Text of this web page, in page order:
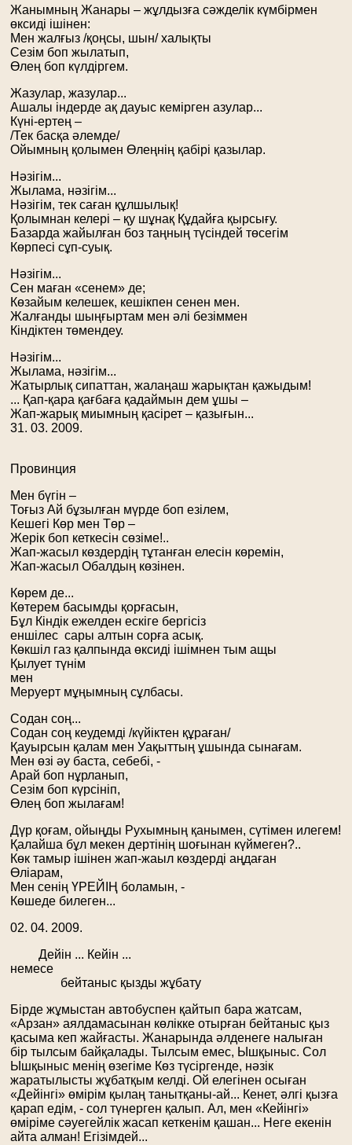
Жанымның Жанары – жұлдызға сәжделік күмбірмен
өксиді ішінен:
Мен жалғыз /қоңсы, шын/ халықты
Сезім боп жылатып,
Өлең боп күлдіргем.
Жазулар, жазулар...
Ашалы індерде ақ дауыс кемірген азулар...
Күні-ертең –
/Тек басқа әлемде/
Ойымның қолымен Өлеңнің қабірі қазылар.
Нәзігім...
Жылама, нәзігім...
Нәзігім, тек саған құлшылық!
Қолымнан келері – қу шұнақ Құдайға қырсығу.
Базарда жайылған боз таңның түсіндей төсегім
Көрпесі сұп-суық.
Нәзігім...
Сен маған «сенем» де;
Көзайым келешек, кешікпен сенен мен.
Жалғанды шыңғыртам мен әлі безіммен
Кіндіктен төмендеу.
Нәзігім...
Жылама, нәзігім...
Жатырлық сипаттан, жалаңаш жарықтан қажыдым!
... Қап-қара қағбаға қадаймын дем ұшы –
Жап-жарық миымның қасірет – қазығын...
31. 03. 2009.
Провинция
Мен бүгін –
Тоғыз Ай бұзылған мүрде боп езілем,
Кешегі Көр мен Төр –
Жерік боп кеткесін сөзіме!..
Жап-жасыл көздердің тұтанған елесін көремін,
Жап-жасыл Обалдың көзінен.
Көрем де...
Көтерем басымды қорғасын,
Бұл Кіндік ежелден ескіге бергісіз
еншілес сары алтын сорға асық.
Көкшіл газ қалпында өксиді ішімнен тым ащы
Қылует түнім
мен
Меруерт мұңымның сұлбасы.
Содан соң...
Содан соң кеудемді /күйіктен құраған/
Қауырсын қалам мен Уақыттың ұшында сынағам.
Мен өзі әу баста, себебі, -
Арай боп нұрланып,
Сезім боп күрсініп,
Өлең боп жылағам!
Дүр қоғам, ойыңды Рухымның қанымен, сүтімен илегем!
Қалайша бұл мекен дертінің шоғынан күймеген?..
Көк тамыр ішінен жап-жаыл көздерді аңдаған
Өліарам,
Мен сенің ҮРЕЙІҢ боламын, -
Көшеде билеген...
02. 04. 2009.
Дейін ... Кейін ...
немесе
бейтаныс қызды жұбату
Бірде жұмыстан автобуспен қайтып бара жатсам,
«Арзан» аялдамасынан көлікке отырған бейтаныс қыз
қасыма кеп жайғасты. Жанарында әлденеге налыған
бір тылсым байқалады. Тылсым емес, Ышқыныс. Сол
Ышқыныс менің өзегіме Көз түсіргенде, нәзік
жаратылысты жұбатқым келді. Ой елегінен осыған
«Дейінгі» өмірім қылаң танытқаны-ай... Кенет, әлгі қызға
қарап едім, - сол түнерген қалып. Ал, мен «Кейінгі»
өміріме сәуегейлік жасап кеткенім қашан... Неге екенін
айта алман! Егізімдей...